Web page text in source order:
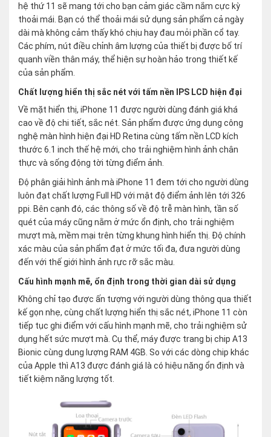
hệ thứ 11 sẽ mang tới cho bạn cảm giác cầm nắm cực kỳ
thoải mái. Bạn có thể thoải mái sử dụng sản phẩm cả ngày
dài mà không cảm thấy khó chịu hay đau mỏi phần cổ tay.
Các phím, nút điều chỉnh âm lượng của thiết bị được bố trí
quanh viền thân máy, thể hiện sự hoàn hảo trong thiết kế
của sản phẩm.
Chất lượng hiển thị sắc nét với tấm nền IPS LCD hiện đại
Về mặt hiển thị, iPhone 11 được người dùng đánh giá khá
cao về độ chi tiết, sắc nét. Sản phẩm được ứng dụng công
nghệ màn hình hiện đại HD Retina cùng tấm nền LCD kích
thước 6.1 inch thế hệ mới, cho trải nghiệm hình ảnh chân
thực và sống động tời từng điểm ảnh.
Độ phân giải hình ảnh mà iPhone 11 đem tới cho người dùng
luôn đạt chất lượng Full HD với mật độ điểm ảnh lên tới 326
ppi. Bên cạnh đó, các thông số về độ trễ màn hình, tần số
quét của máy cũng nằm ở mức ổn định, cho trải nghiệm
mượt mà, mềm mại trên từng khung hình hiển thị. Độ chính
xác màu của sản phẩm đạt ở mức tối đa, đưa người dùng
đến với thế giới hình ảnh rực rỡ sắc màu.
Cấu hình mạnh mẽ, ổn định trong thời gian dài sử dụng
Không chỉ tạo được ấn tượng với người dùng thông qua thiết
kế gọn nhẹ, cùng chất lượng hiển thị sắc nét, iPhone 11 còn
tiếp tục ghi điểm với cấu hình mạnh mẽ, cho trải nghiệm sử
dụng hết sức mượt mà. Cụ thể, máy được trang bị chip A13
Bionic cùng dung lượng RAM 4GB. So với các dòng chip khác
của Apple thì A13 được đánh giá là có hiệu năng ổn định và
tiết kiệm năng lượng tốt.